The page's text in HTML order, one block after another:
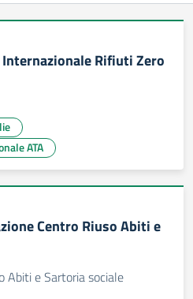
Rifiuti Zero
ATA
Centro Riuso Abiti e
Abiti e Sartoria sociale